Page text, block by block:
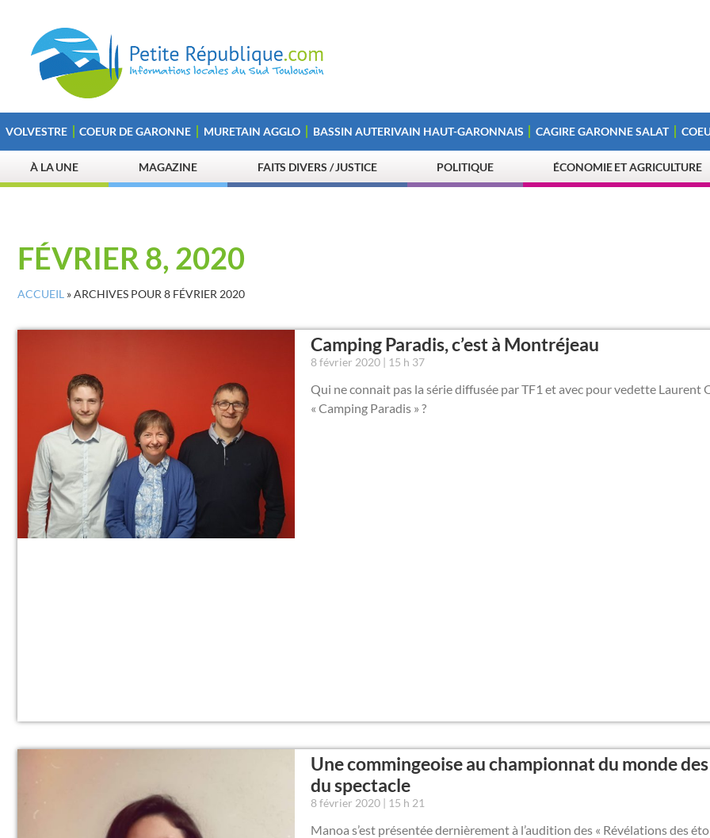
VOLVESTRE COEUR DE GARONNE MURETAIN AGGLO BASSIN AUTERIVAIN HAUT-GARONNAIS CAGIRE GARONNE SALAT
À LA UNE MAGAZINE FAITS DIVERS / JUSTICE POLITIQUE ÉCONOMIE ET AGRICULTURE
FÉVRIER 8, 2020
ACCUEIL »ARCHIVES POUR 8 FÉVRIER 2020
Camping Paradis, c’est à Montréjeau
8 février 2020 15 h 37
Qui ne connait pas la série diffusée par TF1 et avec pour vedette Laurent
« Camping Paradis » ?
Une commingeoise au championnat du monde
du spectacle
8 février 2020 15 h 21
Manoa s’est présentée dernièrement à l’audition des « Révélations des